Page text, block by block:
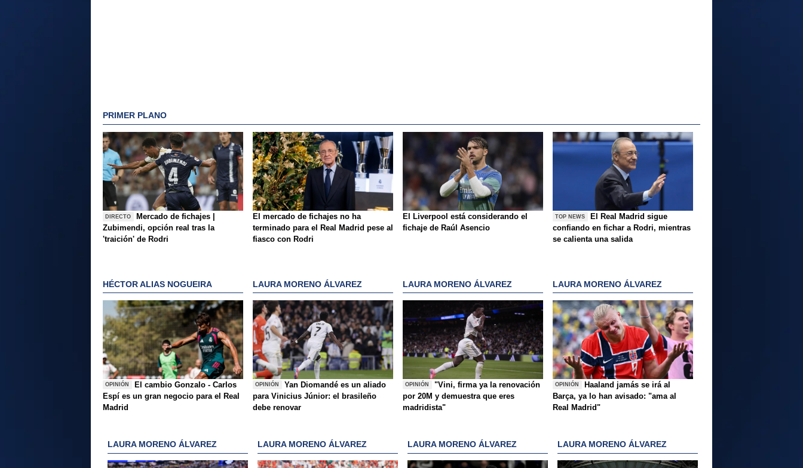
PRIMER PLANO
DIRECTO
Mercado de fichajes |
Zubimendi, opción real tras la
'traición' de Rodri
El mercado de fichajes no ha
terminado para el Real Madrid pese al
fiasco con Rodri
El Liverpool está considerando el
fichaje de Raúl Asencio
TOP NEWS
El Real Madrid sigue
confiando en fichar a Rodri, mientras
se calienta una salida
HÉCTOR ALIAS NOGUEIRA
OPINIÓN
El cambio Gonzalo - Carlos
Espí es un gran negocio para el Real
Madrid
LAURA MORENO ÁLVAREZ
OPINIÓN
Yan Diomandé es un aliado
para Vinicius Júnior: el brasileño
debe renovar
LAURA MORENO ÁLVAREZ
OPINIÓN
"Vini, firma ya la renovación
por 20M y demuestra que eres
madridista"
LAURA MORENO ÁLVAREZ
OPINIÓN
Haaland jamás se irá al
Barça, ya lo han avisado: "ama al
Real Madrid"
LAURA MORENO ÁLVAREZ LAURA MORENO ÁLVAREZ LAURA MORENO ÁLVAREZ LAURA MORENO ÁLVAREZ